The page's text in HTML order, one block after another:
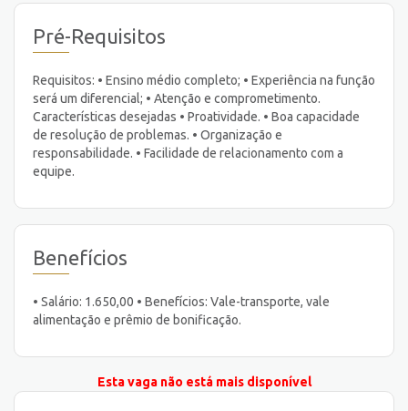
Pré-Requisitos
Requisitos: • Ensino médio completo; • Experiência na função
será um diferencial; • Atenção e comprometimento.
Características desejadas • Proatividade. • Boa capacidade
de resolução de problemas. • Organização e
responsabilidade. • Facilidade de relacionamento com a
equipe.
Benefícios
• Salário: 1.650,00 • Benefícios: Vale-transporte, vale
alimentação e prêmio de bonificação.
Esta vaga não está mais disponível